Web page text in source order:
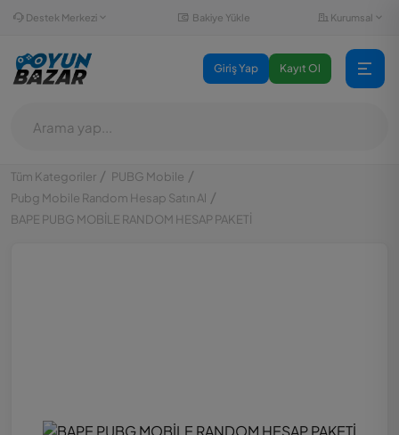
Destek Merkezi Bakiye Yükle Kurumsal
Giriş Yap Kayıt Ol
Tüm Kategoriler
PUBG Mobile
Pubg Mobile Random Hesap Satın Al
BAPE PUBG MOBİLE RANDOM HESAP PAKETİ